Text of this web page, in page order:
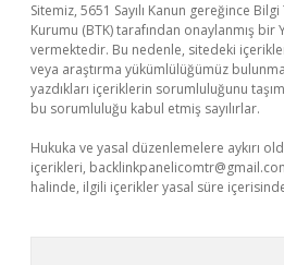
Sitemiz, 5651 Sayılı Kanun gereğince
Kurumu (BTK) tarafından onaylanmış bir
vermektedir. Bu nedenle, sitedeki
veya araştırma yükümlülüğümüz
yazdıkları içeriklerin sorumluluğunu
bu sorumluluğu kabul etmiş sayılırlar.
Hukuka ve yasal düzenlemelere aykırı
içerikleri,
halinde, ilgili içerikler yasal süre